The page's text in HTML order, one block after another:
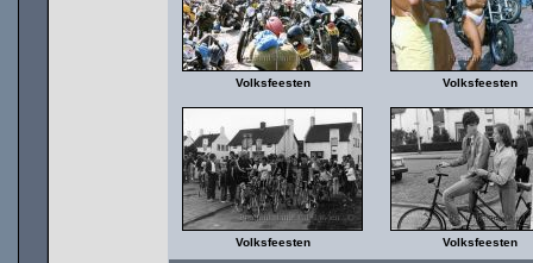
Volksfeesten Volksfeesten
Volksfeesten Volksfeesten